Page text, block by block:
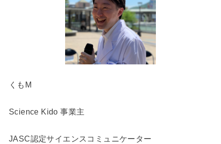
くもM
Science Kido 事業主
JASC認定サイエンスコミュニケーター